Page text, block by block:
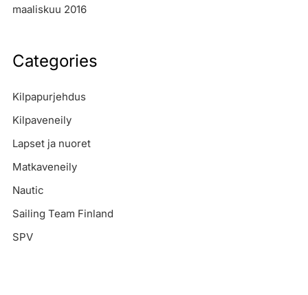
maaliskuu 2016
Categories
Kilpapurjehdus
Kilpaveneily
Lapset ja nuoret
Matkaveneily
Nautic
Sailing Team Finland
SPV